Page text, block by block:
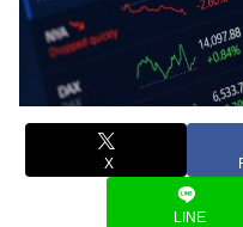
X
LINE